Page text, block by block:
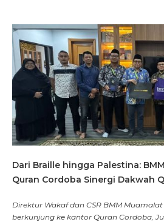
Dari Braille hingga Palestina:
Quran Cordoba Sinergi Dakwah
Direktur Wakaf dan CSR BMM
berkunjung ke kantor Quran Cordoba,